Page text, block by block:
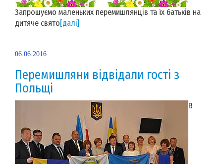
Запрошуємо маленьких перемишлянців та їх батьків на
дитяче свято[далі]
06.06.2016
Перемишляни відвідали гості з
Польщі
В